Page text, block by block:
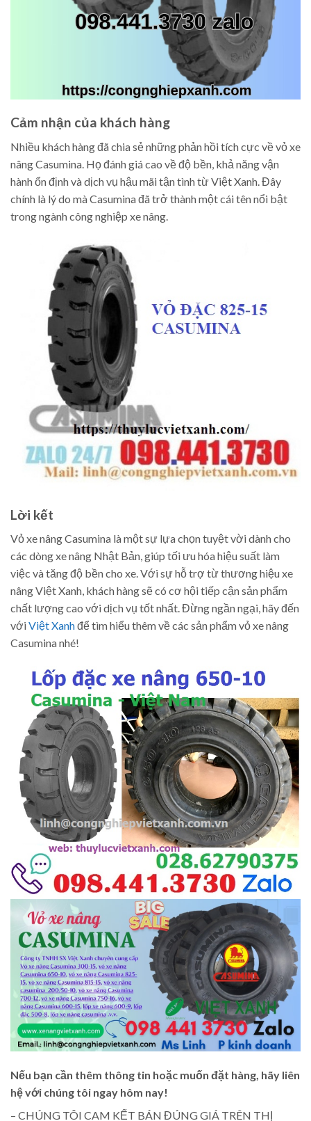
Cảm nhận của khách hàng
Nhiều khách hàng đã chia sẻ những phản hồi tích cực về vỏ xe
nâng Casumina. Họ đánh giá cao về độ bền, khả năng vận
hành ổn định và dịch vụ hậu mãi tận tình từ Việt Xanh. Đây
chính là lý do mà Casumina đã trở thành một cái tên nổi bật
trong ngành công nghiệp xe nâng.
Lời kết
Vỏ xe nâng Casumina là một sự lựa chọn tuyệt vời dành cho
các dòng xe nâng Nhật Bản, giúp tối ưu hóa hiệu suất làm
việc và tăng độ bền cho xe. Với sự hỗ trợ từ thương hiệu xe
nâng Việt Xanh, khách hàng sẽ có cơ hội tiếp cận sản phẩm
chất lượng cao với dịch vụ tốt nhất. Đừng ngần ngại, hãy đến
vớiViệt Xanhđể tìm hiểu thêm về các sản phẩm vỏ xe nâng
Casumina nhé!
Nếu bạn cần thêm thông tin hoặc muốn đặt hàng, hãy liên
hệ với chúng tôi ngay hôm nay!
– CHÚNG TÔI CAM KẾT BÁN ĐÚNG GIÁ TRÊN THỊ